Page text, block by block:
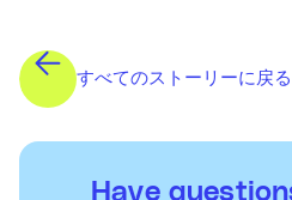
すべてのストーリーに戻る
Have